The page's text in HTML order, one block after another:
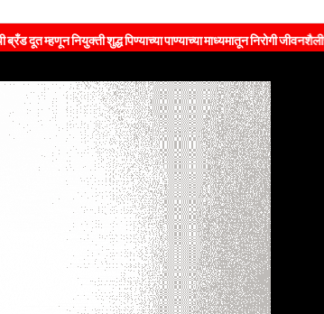
शुद्ध पिण्याच्या पाण्याच्या माध्यमातून निरोगी जीवनशैलीचा संदेश जनतेपर्यंत